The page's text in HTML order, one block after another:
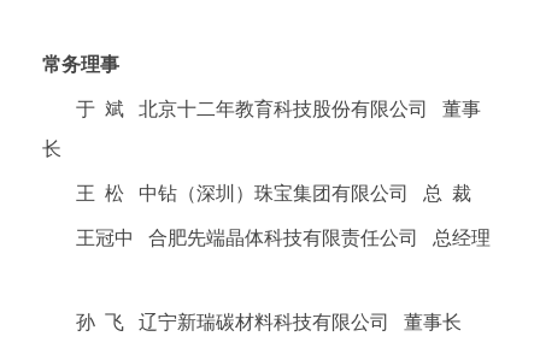
常务理事
于 斌 北京十二年教育科技股份有限公司 董事
长
王 松 中钻（深圳）珠宝集团有限公司 总 裁
王冠中 合肥先端晶体科技有限责任公司 总经理
孙 飞 辽宁新瑞碳材料科技有限公司 董事长